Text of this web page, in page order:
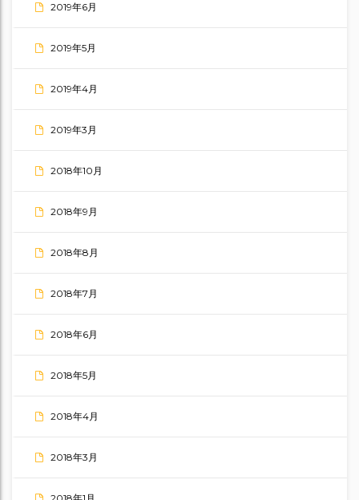
2019年6月
2019年5月
2019年4月
2019年3月
2018年10月
2018年9月
2018年8月
2018年7月
2018年6月
2018年5月
2018年4月
2018年3月